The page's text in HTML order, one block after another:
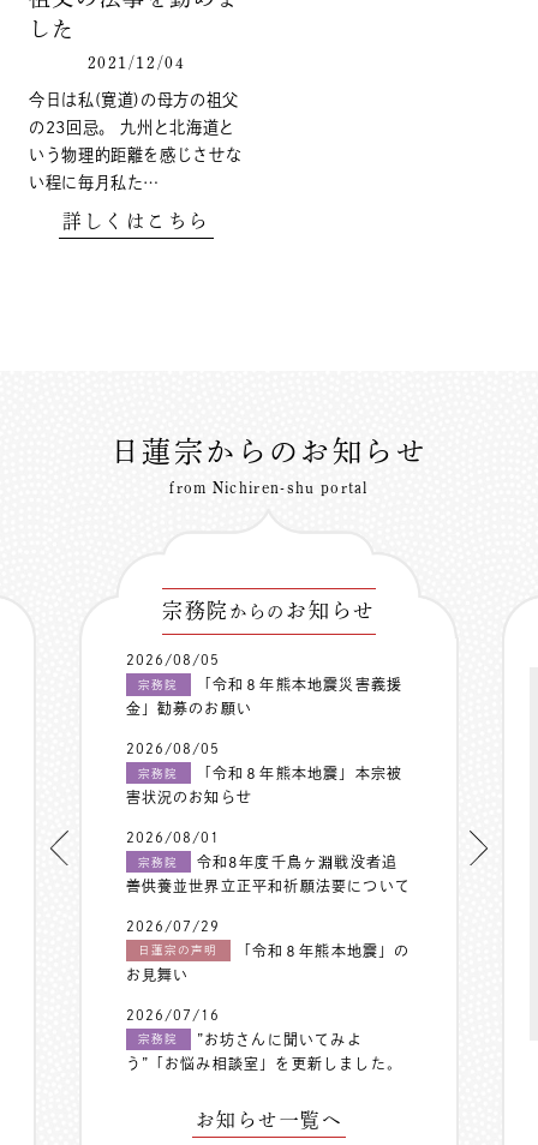
した
2021/12/04
今日は私(寛道)の母方の祖父
の23回忌。 九州と北海道と
いう物理的距離を感じさせな
い程に毎月私た…
詳しくはこちら
日蓮宗からのお知らせ
from Nichiren-shu portal
宗務院 からの お知らせ
2026/08/05
宗務院
「令和８年熊本地震災害義援
金」勧募のお願い
2026/08/05
宗務院
「令和８年熊本地震」本宗被
害状況のお知らせ
2026/08/01
宗務院
令和8年度千鳥ヶ淵戦没者追
善供養並世界立正平和祈願法要について
2026/07/29
日蓮宗の声明
「令和８年熊本地震」の
お見舞い
2026/07/16
宗務院
”お坊さんに聞いてみよ
う”「お悩み相談室」を更新しました。
お知らせ一覧へ